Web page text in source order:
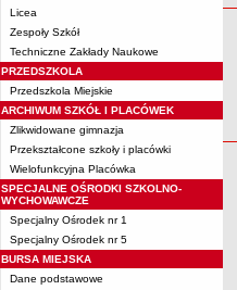
Licea
Zespoły Szkół
Techniczne Zakłady Naukowe
PRZEDSZKOLA
Przedszkola Miejskie
ARCHIWUM SZKÓŁ I PLACÓWEK
Zlikwidowane gimnazja
Przekształcone szkoły i placówki
Wielofunkcyjna Placówka
SPECJALNE OŚRODKI SZKOLNO-
WYCHOWAWCZE
Specjalny Ośrodek nr 1
Specjalny Ośrodek nr 5
BURSA MIEJSKA
Dane podstawowe